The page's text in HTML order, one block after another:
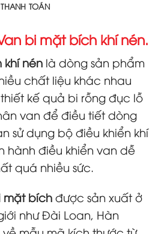
TOÁN
bi mặt bích khí nén.
nén là dòng sản phẩm
chất liệu khác nhau
kế quả bi rỗng đục lỗ
van để điều tiết dòng
sử dụng bộ điều khiển khí
hành điều khiển van dễ
quá nhiều sức.
mặt bích được sản xuất ở
như Đài Loan, Hàn